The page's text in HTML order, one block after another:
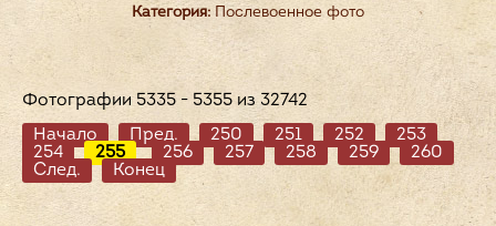
Категория: Послевоенное фото
Фотографии 5335 - 5355 из 32742
Начало
Пред. 250 251 252
253
254
255 256 257 258 259
260
След.
Конец